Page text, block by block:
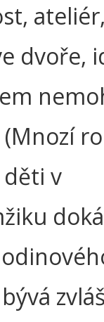
dvoře,
v